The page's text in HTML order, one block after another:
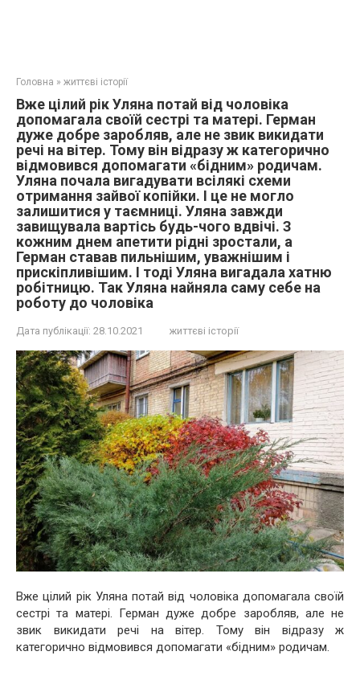
Головна » життєві історії
Вже цілий рік Уляна потай від чоловіка
допомагала своїй сестрі та матері. Герман
дуже добре заробляв, але не звик викидати
речі на вітер. Тому він відразу ж категорично
відмовився допомагати «бідним» родичам.
Уляна почала вигадувати всілякі схеми
отримання зайвої копійки. І це не могло
залишитися у таємниці. Уляна завжди
завищувала вартісь будь-чого вдвічі. З
кожним днем ​​апетити рідні зростали, а
Герман ставав пильнішим, уважнішим і
прискіпливішим. І тоді Уляна вигадала хатню
робітницю. Так Уляна найняла саму себе на
роботу до чоловіка
Дата публікації: 28.10.2021 життєві історії
Вже цілий рік Уляна потай від чоловіка допомагала своїй
сестрі та матері. Герман дуже добре заробляв, але не
звик викидати речі на вітер. Тому він відразу ж
категорично відмовився допомагати «бідним» родичам.